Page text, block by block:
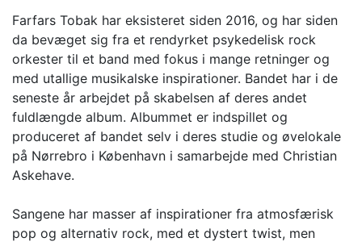
Farfars Tobak har eksisteret siden 2016, og har siden
da bevæget sig fra et rendyrket psykedelisk rock
orkester til et band med fokus i mange retninger og
med utallige musikalske inspirationer. Bandet har i de
seneste år arbejdet på skabelsen af deres andet
fuldlængde album. Albummet er indspillet og
produceret af bandet selv i deres studie og øvelokale
på Nørrebro i København i samarbejde med Christian
Askehave.
Sangene har masser af inspirationer fra atmosfærisk
pop og alternativ rock, med et dystert twist, men